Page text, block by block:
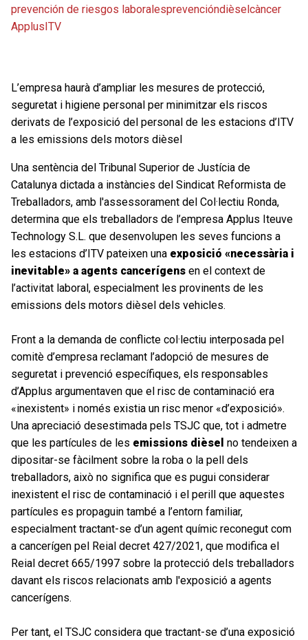
prevención de riesgos laboralesprevencióndièsel càncer
Applus ITV
L’empresa haurà d’ampliar les mesures de protecció,
seguretat i higiene personal per minimitzar els riscos
derivats de l’exposició del personal de les estacions d’ITV
a les emissions dels motors dièsel
Una sentència del Tribunal Superior de Justícia de
Catalunya dictada a instàncies del Sindicat Reformista de
Treballadors, amb l'assessorament del Col·lectiu Ronda,
determina que els treballadors de l’empresa Applus Iteuve
Technology S.L. que desenvolupen les seves funcions a
les estacions d’ITV pateixen una exposició «necessària i
inevitable» a agents cancerígens en el context de
l’activitat laboral, especialment les provinents de les
emissions dels motors dièsel dels vehicles.
Front a la demanda de conflicte col·lectiu interposada pel
comitè d’empresa reclamant l’adopció de mesures de
seguretat i prevenció específiques, els responsables
d’Applus argumentaven que el risc de contaminació era
«inexistent» i només existia un risc menor «d’exposició».
Una apreciació desestimada pels TSJC que, tot i admetre
que les partícules de les emissions dièsel no tendeixen a
dipositar-se fàcilment sobre la roba o la pell dels
treballadors, això no significa que es pugui considerar
inexistent el risc de contaminació i el perill que aquestes
partícules es propaguin també a l’entorn familiar,
especialment tractant-se d’un agent químic reconegut com
a cancerígen pel Reial decret 427/2021, que modifica el
Reial decret 665/1997 sobre la protecció dels treballadors
davant els riscos relacionats amb l'exposició a agents
cancerígens.
Per tant, el TSJC considera que tractant-se d’una exposició